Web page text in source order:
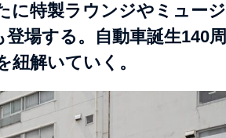
に特製ラウンジやミュージ
場する。自動車誕生140周
解いていく。